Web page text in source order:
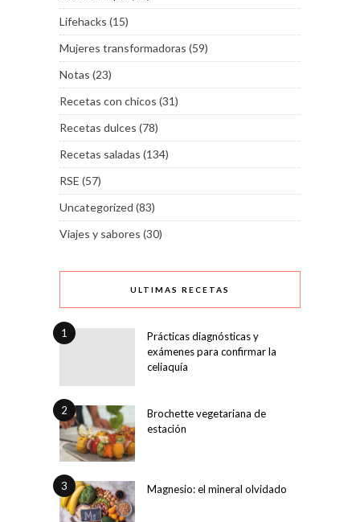
Lifehacks (15)
Mujeres transformadoras (59)
Notas (23)
Recetas con chicos (31)
Recetas dulces (78)
Recetas saladas (134)
RSE (57)
Uncategorized (83)
Viajes y sabores (30)
ULTIMAS RECETAS
1
Prácticas diagnósticas y
exámenes para confirmar la
celiaquía
2
Brochette vegetariana de
estación
3 Magnesio: el mineral olvidado